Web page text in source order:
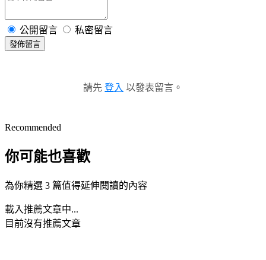
公開留言 私密留言
發佈留言
請先 登入 以發表留言。
Recommended
你可能也喜歡
為你精選 3 篇值得延伸閱讀的內容
載入推薦文章中...
目前沒有推薦文章